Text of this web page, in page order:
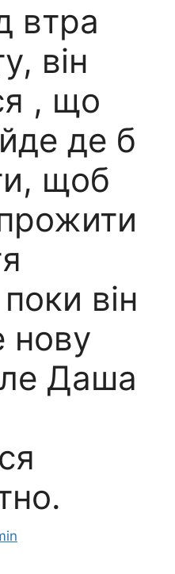
втра
він
, що
де б
щоб
він
нову
Даша